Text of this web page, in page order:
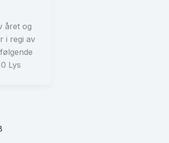
året og
i regi av
Lys